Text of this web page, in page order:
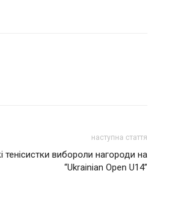
наступна стаття
тенісистки вибороли нагороди на
“Ukrainian Open U14”